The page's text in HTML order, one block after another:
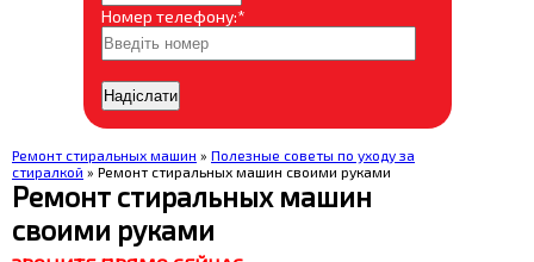
Номер телефону:*
Ремонт стиральных машин » Полезные советы по уходу за
стиралкой » Ремонт стиральных машин своими руками
Ремонт стиральных машин
своими руками